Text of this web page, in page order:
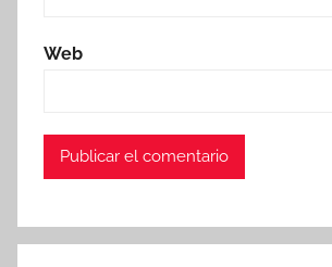
Web